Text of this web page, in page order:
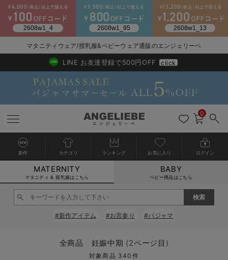
マタニティウェア全て
マタニティ ワンピース
マタニティ 下着・インナー全て
授乳ブラ・マタニティブラ（マタニティインナー・産後用品）
授乳服全て
マタニティ フォーマル全て
マタニティ スーツ
マタニティ ドレス（結婚式・お呼ばれ）
授乳用品全て
妊婦用 抱き枕・授乳クッション
マタニティレッグウェア全て
マタニティストッキング・タイツ
マタニティ ボディケア全て
アウトレット全て
【アウトレット】ワンピース
特集全て
再入荷全て
再入荷｜インナー
戻る
送料無料アイテム全て
ワンピース
戻る
ブラキャミ おまとめ
戻る
【37周年祭セール】
【37周年祭セール】
戻る
気温差別オススメア
【15℃】3月下旬～
戻る
動きやすく着回しで
戻る
強撚スムース(コスパ
戻る
マタニティウェア
【おまとめ割】パジ
戻る
こだわりの履き心地
カジュアル
戻る
ジャケット派
戻る
出産準備応援割全て
マタニティパジャマ
戻る
【オフィスカジュア
戻る
レギンスタイプ
戻る
【フォーマル】ワン
戻る
【ベビー】長袖
戻る
ハンカチ
戻る
快適ウェア10%OFF
戻る
春のマタニティワン
セットアップ・ レイ
戻る
Gift Selection 出産
〜3,000円（税込）
戻る
冬の冷え対策インナ
薄くてあったか
戻る
入院準備の持ち物チ
入院してすぐ使うグ
戻る
冬のあったか特集全て
【冬のあったか特集
マタニティウェア/授乳服&ベビーウェア通販のエンジェリーベ
2026/NewArrival
送料495円(一部地域を除く) 7,700円以上で送料無料
LINE お友達登録で500円OFF click
0
新作 カテゴリ ランキング お気に入り ログイン
MATERNITY
マタニティ & 授乳服はこちら
BABY
ベビー用品はこちら
#新作アイテム #お宮参り #パジャマ
全商品 妊娠中期 (2ページ目)
対象商品 340件
カートに入れる
閉じる